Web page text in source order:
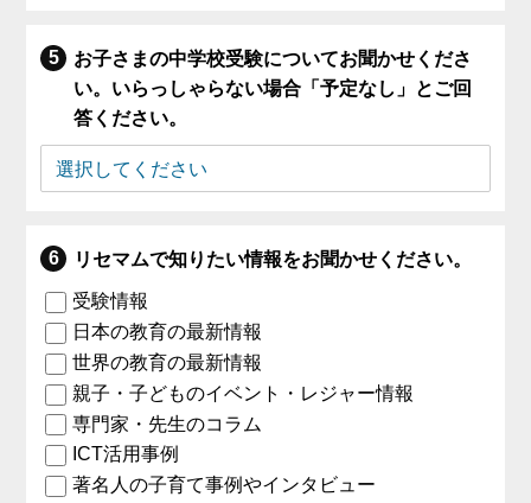
お子さまの中学校受験についてお聞かせくださ
い。いらっしゃらない場合「予定なし」とご回
答ください。
リセマムで知りたい情報をお聞かせください。
受験情報
日本の教育の最新情報
世界の教育の最新情報
親子・子どものイベント・レジャー情報
専門家・先生のコラム
ICT活用事例
著名人の子育て事例やインタビュー